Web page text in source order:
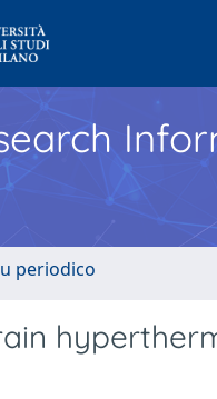
periodico